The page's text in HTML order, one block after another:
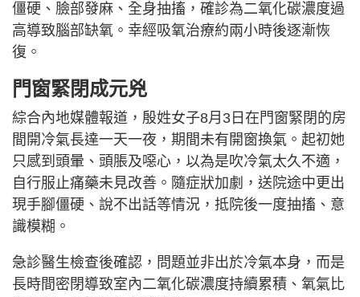
僵硬、臉部發麻、全身抽搐，確診為二氧化碳濃度過
高導致腦部缺氧。幸經吸氧治療約兩小時後逐漸恢
復。
門窗緊閉成元兇
綜合內地媒體報道，殷姓女子8月3日在門窗緊閉的房
間開冷氣長達一天一夜，期間未有開窗換氣。起初她
只感到頭暈、頭脹及噁心，以為是吹冷氣太久不適，
自行服止痛藥未見改善。隨症狀加劇，送院途中更出
現手腳僵硬、說不出話等情況，抵院後一度抽搐、意
識模糊。
急診醫生檢查後確認，問題並非出於冷氣本身，而是
長時間密閉導致室內二氧化碳濃度持續累積、氧氣比